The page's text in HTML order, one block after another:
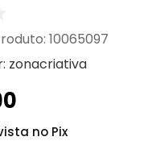
:10065097
zonacriativa
no Pix